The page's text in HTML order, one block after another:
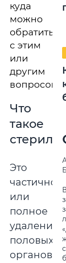
куда
можно
обратиться
с этим
или
другим
вопросом.
Что
такое
Это
частичное
или
полное
удаление
половых
органов